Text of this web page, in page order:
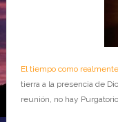
El tiempo como
tierra a la presencia de
reunión, no hay